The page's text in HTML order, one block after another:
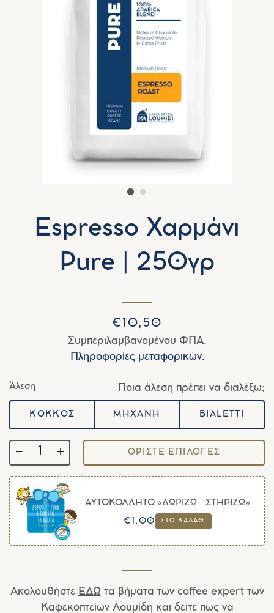
Espresso Χαρμάνι
Pure | 250γρ
Κανονική
τιμή
Τιμή
έκπτωσης
€10,50
Συμπεριλαμβανομένου ΦΠΑ.
Πληροφορίες μεταφορικών.
Άλεση Ποια άλεση πρέπει να διαλέξω;
ΚΟΚΚΟΣ MHXANH BIALETTI
− +
ΟΡΙΣΤΕ ΕΠΙΛΟΓΕΣ
ΑΥΤΟΚΟΛΛΗΤΟ «ΔΩΡΙΖΩ - ΣΤΗΡΙΖΩ»
Κανονική
Τιμή
έκπτωσης
€1,00 ΣΤΟ ΚΑΛΑΘΙ
Ακολουθήστε ΕΔΩ τα βήματα των coffee expert των
Καφεκοπτείων Λουμίδη και δείτε πως να